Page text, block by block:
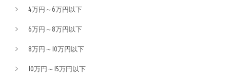
4万円～6万円以下
6万円～8万円以下
8万円～10万円以下
10万円～15万円以下